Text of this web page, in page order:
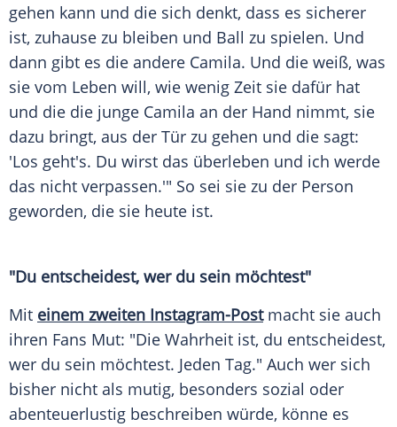
gehen kann und die sich denkt, dass es sicherer
ist, zuhause zu bleiben und Ball zu spielen. Und
dann gibt es die andere Camila. Und die weiß, was
sie vom Leben will, wie wenig Zeit sie dafür hat
und die die junge Camila an der Hand nimmt, sie
dazu bringt, aus der Tür zu gehen und die sagt:
'Los geht's. Du wirst das überleben und ich werde
das nicht verpassen.'" So sei sie zu der Person
geworden, die sie heute ist.
"Du entscheidest, wer du sein möchtest"
Mit einem zweiten Instagram-Postmacht sie auch
ihren Fans Mut: "Die Wahrheit ist, du entscheidest,
wer du sein möchtest. Jeden Tag." Auch wer sich
bisher nicht als mutig, besonders sozial oder
abenteuerlustig beschreiben würde, könne es